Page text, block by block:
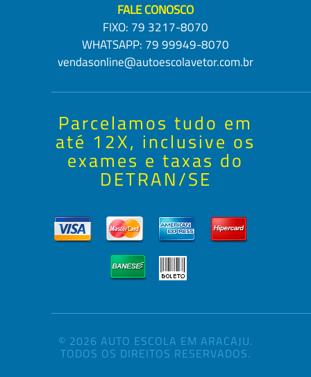
FALE CONOSCO
FIXO: 79 3217-8070
WHATSAPP: 79 99949-8070
vendasonline@autoescolavetor.com.br
Parcelamos tudo em
até 12X, inclusive os
exames e taxas do
DETRAN/SE
© 2026 AUTO ESCOLA EM ARACAJU.
TODOS OS DIREITOS RESERVADOS.